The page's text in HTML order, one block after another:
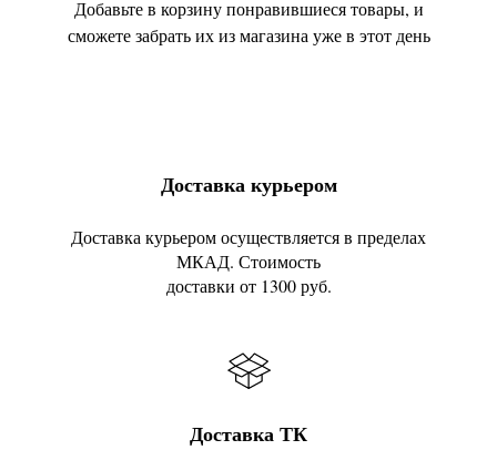
Добавьте в корзину понравившиеся товары, и
сможете забрать их из магазина уже в этот день
Доставка курьером
Доставка курьером осуществляется в пределах
МКАД. Стоимость
доставки от 1300 руб.
Доставка ТК